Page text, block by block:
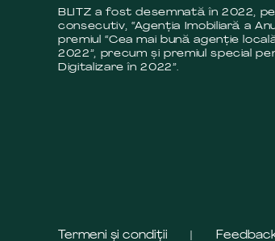
BLITZ a fost desemnată în 2022,
consecutiv, “Agenția Imobiliară a
premiul “Cea mai bună agenție
2022”, precum și premiul special
Digitalizare în 2022”.
Termeni și condiții